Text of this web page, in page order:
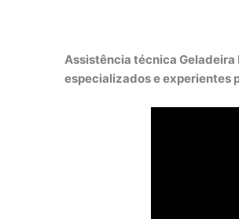
Assistência técnica
especializados e experientes